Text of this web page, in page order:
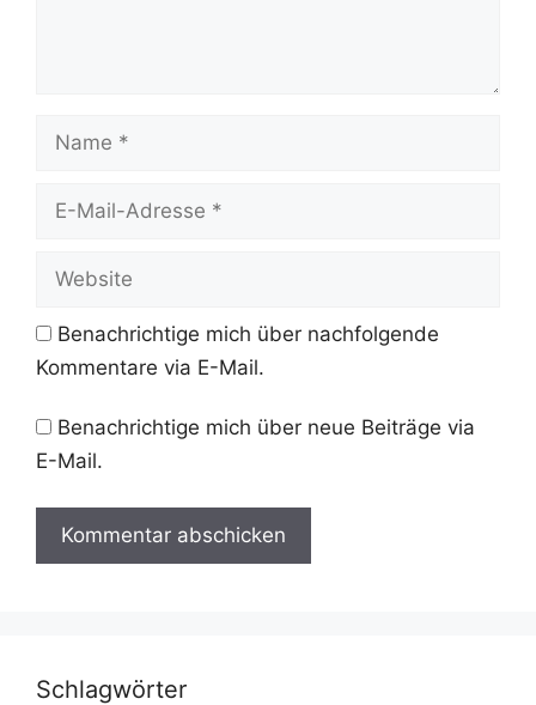
Mail-
Benachrichtige mich über nachfolgende
Kommentare via E-Mail.
Benachrichtige mich über neue Beiträge via
E-Mail.
Schlagwörter